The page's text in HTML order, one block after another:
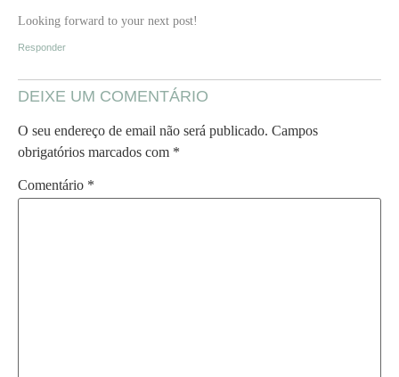
Looking forward to your next post!
Responder
DEIXE UM COMENTÁRIO
O seu endereço de email não será publicado. Campos
obrigatórios marcados com *
Comentário *